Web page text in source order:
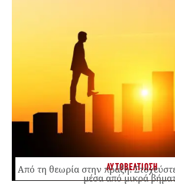
ΑΥΤΟΒΕΛΤΙΩΣΗ
Από τη θεωρία στην πράξη:
μέσα από μικρά